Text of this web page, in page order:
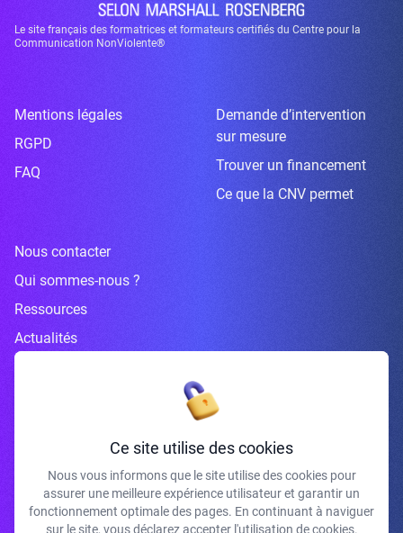
Le site français des formatrices et formateurs certifiés du Centre pour la
Communication NonViolente®
Mentions légales
RGPD
FAQ
Demande d’intervention
sur mesure
Trouver un financement
Ce que la CNV permet
Nous contacter
Qui sommes-nous ?
Ressources
Actualités
Inscrivez-vous à la newsletter
J'accepte de recevoir vos e-mails et confirme avoir pris connaissance de
votre politique de confidentialité et mentions légales.
Ce site utilise des cookies
Nous vous informons que le site utilise des cookies pour
assurer une meilleure expérience utilisateur et garantir un
fonctionnement optimale des pages. En continuant à naviguer
sur le site, vous déclarez accepter l'utilisation de cookies.